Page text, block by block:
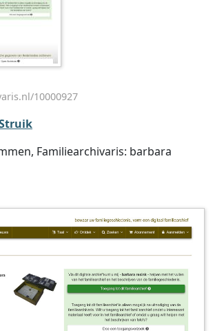
10000927
Familiearchivaris: barbara